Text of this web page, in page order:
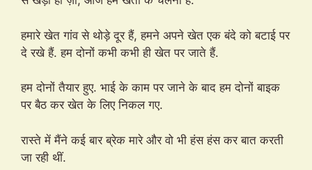
हमारे खेत गांव से थोड़े दूर हैं, हमने अपने खेत एक बंदे को बटाई पर
दे रखे हैं. हम दोनों कभी कभी ही खेत पर जाते हैं.
हम दोनों तैयार हुए. भाई के काम पर जाने के बाद हम दोनों बाइक
पर बैठ कर खेत के लिए निकल गए.
रास्ते में मैंने कई बार ब्रेक मारे और वो भी हंस हंस कर बात करती
जा रही थीं.